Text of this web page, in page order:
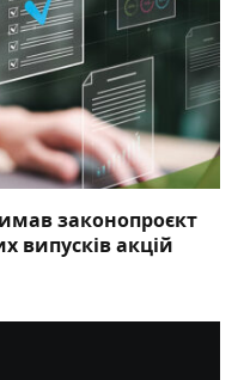
законопроєкт
випусків акцій